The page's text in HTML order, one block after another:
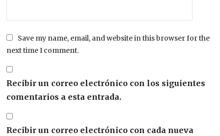
Save my name, email, and website in this browser for the
next time I comment.
Recibir un correo electrónico con los siguientes
comentarios a esta entrada.
Recibir un correo electrónico con cada nueva